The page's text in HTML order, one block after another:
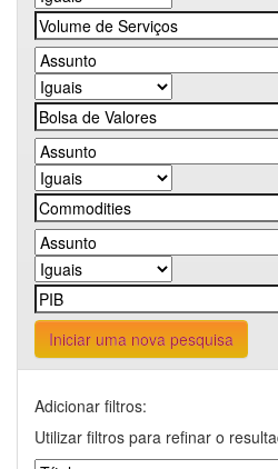
Iniciar uma nova pesquisa
Adicionar filtros:
Utilizar filtros para refinar o